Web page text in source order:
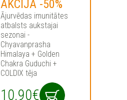
AKCIJA -50%
Ājurvēdas imunitātes
atbalsts aukstajai
sezonai -
Chyavanprasha
Himalaya + Golden
Chakra Guduchi +
COLDIX tēja
10.90€